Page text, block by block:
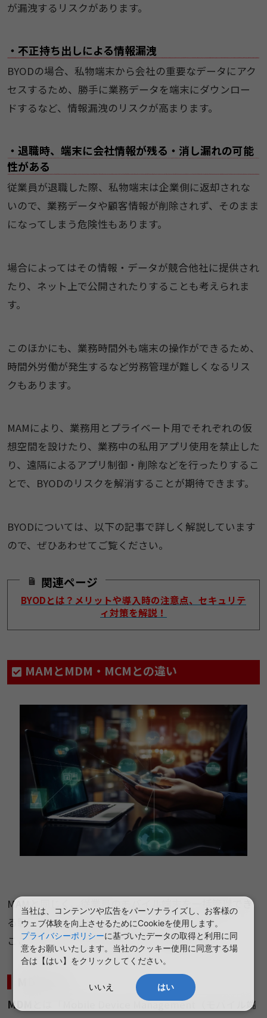
が漏洩するリスクがあります。
・不正持ち出しによる情報漏洩
BYODの場合、私物端末から会社の重要なデータにアク
セスするため、勝手に業務データを端末にダウンロー
ドするなど、情報漏洩のリスクが高まります。
・退職時、端末に会社情報が残る・消し漏れの可能
性がある
従業員が退職した際、私物端末は企業側に返却されな
いので、業務データや顧客情報が削除されず、そのまま
になってしまう危険性もあります。
場合によってはその情報・データが競合他社に提供され
たり、ネット上で公開されたりすることも考えられま
す。
このほかにも、業務時間外も端末の操作ができるため、
時間外労働が発生するなど労務管理が難しくなるリス
クもあります。
MAMにより、業務用とプライベート用でそれぞれの仮
想空間を設けたり、業務中の私用アプリ使用を禁止した
り、遠隔によるアプリ制御・削除などを行ったりするこ
とで、BYODのリスクを解消することが期待できます。
BYODについては、以下の記事で詳しく解説しています
ので、ぜひあわせてご覧ください。
関連ページ
BYODとは？メリットや導入時の注意点、セキュリテ
ィ対策を解説！
MAMとMDM・MCMとの違い
MAMと同じく、従業員のモバイル端末を一括管理でき
る製品群に「MDM」や「MCM」があります。
ここでは、それぞれの違いについて解説します。
MDM
とは「Mobile Device Management（モバイル端
当社は、コンテンツや広告をパーソナライズし、お客様の
ウェブ体験を向上させるためにCookieを使用します。
プライバシーポリシーに基づいたデータの取得と利用に同
意をお願いいたします。当社のクッキー使用に同意する場
合は【はい】をクリックしてください。
いいえ はい